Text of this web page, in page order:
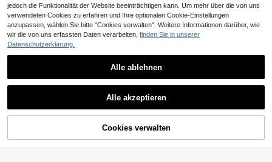
ZUM WARENKORB HINZUFÜGEN
jedoch die Funktionalität der Website beeinträchtigen kann. Um mehr über die von uns
verwendeten Cookies zu erfahren und Ihre optionalen Cookie-Einstellungen
anzupassen, wählen Sie bitte "Cookies verwalten". Weitere Informationen darüber, wie
wir die von uns erfassten Daten verarbeiten, finden Sie in unserer
Datenschutzerklärung.
Alle ablehnen
Alle akzeptieren
Cookies verwalten